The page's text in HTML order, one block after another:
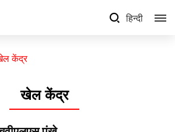
हिन्दी
केंद्र
खेल केंद्र